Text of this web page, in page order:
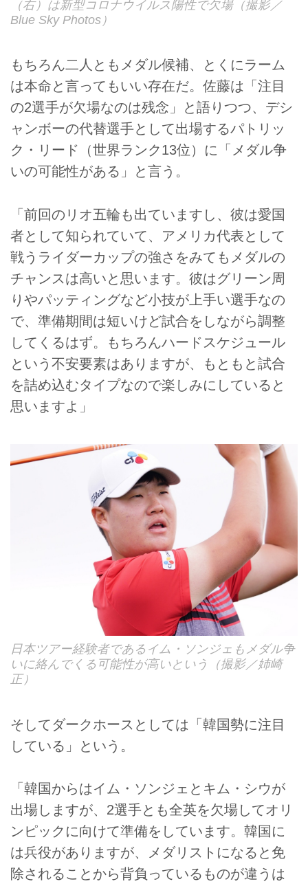
（右）は新型コロナウイルス陽性で欠場（撮影／
Blue Sky Photos）
もちろん二人ともメダル候補、とくにラーム
は本命と言ってもいい存在だ。佐藤は「注目
の2選手が欠場なのは残念」と語りつつ、デシ
ャンボーの代替選手として出場するパトリッ
ク・リード（世界ランク13位）に「メダル争
いの可能性がある」と言う。
「前回のリオ五輪も出ていますし、彼は愛国
者として知られていて、アメリカ代表として
戦うライダーカップの強さをみてもメダルの
チャンスは高いと思います。彼はグリーン周
りやパッティングなど小技が上手い選手なの
で、準備期間は短いけど試合をしながら調整
してくるはず。もちろんハードスケジュール
という不安要素はありますが、もともと試合
を詰め込むタイプなので楽しみにしていると
思いますよ」
日本ツアー経験者であるイム・ソンジェもメダル争
いに絡んでくる可能性が高いという（撮影／姉崎
正）
そしてダークホースとしては「韓国勢に注目
している」という。
「韓国からはイム・ソンジェとキム・シウが
出場しますが、2選手とも全英を欠場してオリ
ンピックに向けて準備をしています。韓国に
は兵役がありますが、メダリストになると免
除されることから背負っているものが違うは